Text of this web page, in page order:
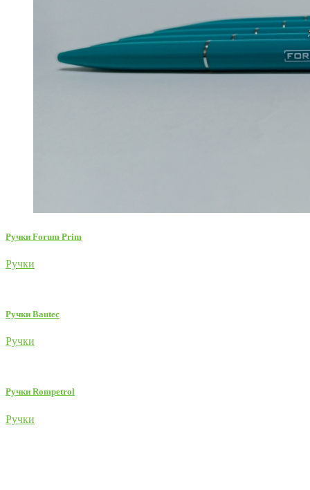
Ручки Forum Prim
Ручки
Ручки Bautec
Ручки
Ручки Rompetrol
Ручки